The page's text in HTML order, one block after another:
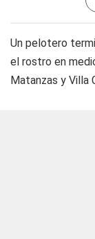
Un pelotero
el rostro en
Matanzas y Villa